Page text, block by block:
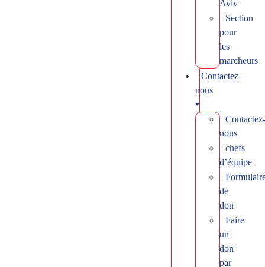
Aviv
Section
pour
les
marcheurs
Contactez-
nous
Contactez-
nous
chefs
d’équipe
de
don
Faire
un
don
par